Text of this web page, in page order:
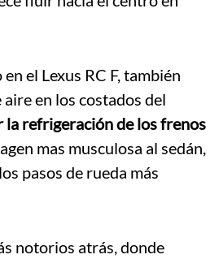
el Lexus RC F, también
en los costados del
la refrigeración de los frenos
mas musculosa al sedán,
pasos de rueda más
notorios atrás, donde